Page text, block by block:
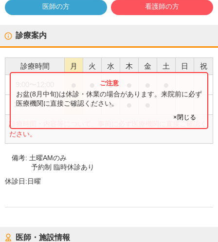
医師の方 看護師の方
診療案内
診療時間 月 火 水 木 金 土 日 祝
●
14:00〜17:00 ● ● ●
診療時間・内容等について、事前に必ず医療機関に直接ご確認く
ださい。
お盆(8月中旬)は休診・休業の場合があります。来院前に必ず
医療機関に直接ご確認ください。
×閉じる
備考: 土曜AMのみ
予約制 臨時休診あり
休診日:日曜
医師・施設情報